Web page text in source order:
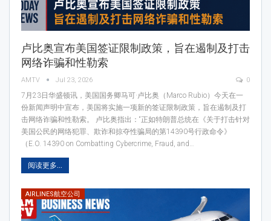
卢比奥宣布美国签证限制政策，旨在遏制及打击
网络诈骗和性勒索
AMTV Jul 23, 2026 0
7月23日华盛顿讯，美国国务卿马可·卢比奥（Marco Rubio）今天在一
份新闻声明中宣布，美国将实施一项新的签证限制政策，旨在遏制及打
击网络诈骗和性勒索。 卢比奥指出：“正如特朗普总统在《关于打击针对
美国公民的网络犯罪、欺诈和掠夺性骗局的第14390号行政命令》
（E.O. 14390 on Combatting Cybercrime, Fraud, and…
阅读更多...
AIRLINES航空公司